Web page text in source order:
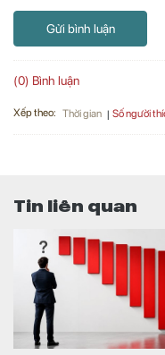
Gửi bình luận
(0) Bình luận
Xếp theo: Thời gian Số người
Tin liên quan